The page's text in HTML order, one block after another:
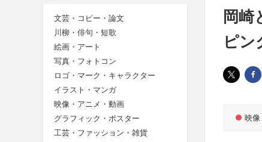
文芸・コピー・論文
川柳・俳句・短歌
絵画・アート
写真・フォトコン
ロゴ・マーク・キャラクター
イラスト・マンガ
映像・アニメ・動画
グラフィック・ポスター
工芸・ファッション・雑貨
岡崎
ピン
映像